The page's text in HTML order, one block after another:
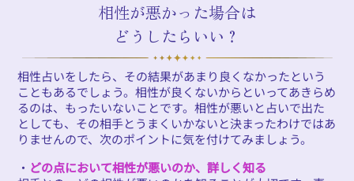
相性が悪かった場合は
どうしたらいい？
相性占いをしたら、その結果があまり良くなかったという
こともあるでしょう。相性が良くないからといってあきらめ
るのは、もったいないことです。相性が悪いと占いで出た
としても、その相手とうまくいかないと決まったわけではあ
りませんので、次のポイントに気を付けてみましょう。
・ どの点において相性が悪いのか、詳しく知る